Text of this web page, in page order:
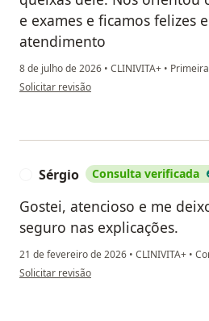
e exames e ficamos felizes
atendimento
8 de julho de 2026 • CLINIVITA+ •
na opinião do utilizador Luiz Paulo Bento
Solicitar revisão
Sérgio Consulta verificada
Gostei, atencioso e me
seguro nas explicações.
21 de fevereiro de 2026 • CLINIVITA+ •
na opinião do utilizador Sérgio
Solicitar revisão